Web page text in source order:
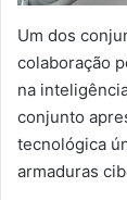
Um dos
colaboração
na
conjunto
tecnológica
armaduras